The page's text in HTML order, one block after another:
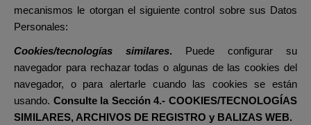
mecanismos le otorgan el siguiente control sobre sus Datos
Personales:
Cookies/tecnologías similares. Puede configurar su
navegador para rechazar todas o algunas de las cookies del
navegador, o para alertarle cuando las cookies se están
usando. Consulte la Sección 4.- COOKIES/TECNOLOGÍAS
SIMILARES, ARCHIVOS DE REGISTRO y BALIZAS WEB.